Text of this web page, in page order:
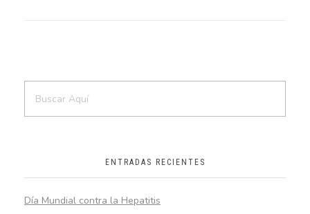
ENTRADAS RECIENTES
Día Mundial contra la Hepatitis